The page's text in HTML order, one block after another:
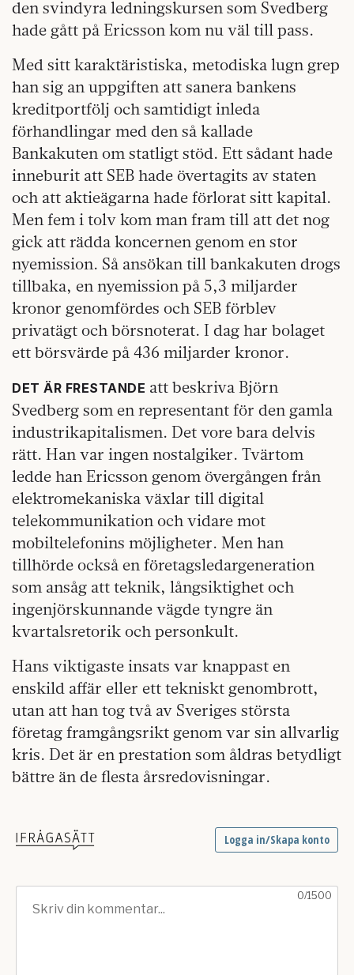
den svindyra ledningskursen som Svedberg
hade gått på Ericsson kom nu väl till pass.
Med sitt karaktäristiska, metodiska lugn grep
han sig an uppgiften att sanera bankens
kreditportfölj och samtidigt inleda
förhandlingar med den så kallade
Bankakuten om statligt stöd. Ett sådant hade
inneburit att SEB hade övertagits av staten
och att aktieägarna hade förlorat sitt kapital.
Men fem i tolv kom man fram till att det nog
gick att rädda koncernen genom en stor
nyemission. Så ansökan till bankakuten drogs
tillbaka, en nyemission på 5,3 miljarder
kronor genomfördes och SEB förblev
privatägt och börsnoterat. I dag har bolaget
ett börsvärde på 436 miljarder kronor.
DET ÄR FRESTANDE att beskriva Björn
Svedberg som en representant för den gamla
industrikapitalismen. Det vore bara delvis
rätt. Han var ingen nostalgiker. Tvärtom
ledde han Ericsson genom övergången från
elektromekaniska växlar till digital
telekommunikation och vidare mot
mobiltelefonins möjligheter. Men han
tillhörde också en företagsledargeneration
som ansåg att teknik, långsiktighet och
ingenjörskunnande vägde tyngre än
kvartalsretorik och personkult.
Hans viktigaste insats var knappast en
enskild affär eller ett tekniskt genombrott,
utan att han tog två av Sveriges största
företag framgångsrikt genom var sin allvarlig
kris. Det är en prestation som åldras betydligt
bättre än de flesta årsredovisningar.